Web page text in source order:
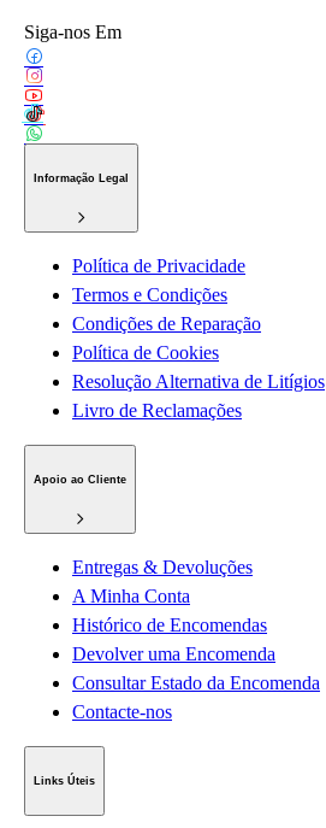
Siga-nos Em
Informação Legal
Política de Privacidade
Termos e Condições
Condições de Reparação
Política de Cookies
Resolução Alternativa de Litígios
Livro de Reclamações
Apoio ao Cliente
Entregas & Devoluções
A Minha Conta
Histórico de Encomendas
Devolver uma Encomenda
Consultar Estado da Encomenda
Contacte-nos
Links Úteis